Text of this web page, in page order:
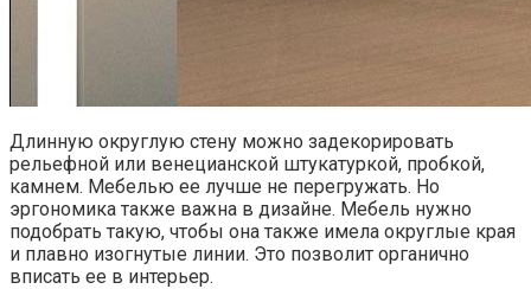
Длинную округлую стену можно задекорировать
рельефной или венецианской штукатуркой, пробкой,
камнем. Мебелью ее лучше не перегружать. Но
эргономика также важна в дизайне. Мебель нужно
подобрать такую, чтобы она также имела округлые края
и плавно изогнутые линии. Это позволит органично
вписать ее в интерьер.